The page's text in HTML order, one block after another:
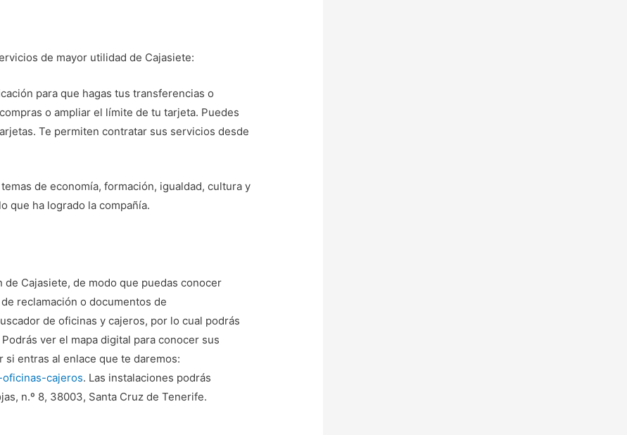
de mayor utilidad de Cajasiete:
para que hagas tus transferencias o
o ampliar el límite de tu tarjeta. Puedes
Te permiten contratar sus servicios desde
de economía, formación, igualdad, cultura y
que ha logrado la compañía.
Cajasiete, de modo que puedas conocer
reclamación o documentos de
de oficinas y cajeros, por lo cual podrás
ver el mapa digital para conocer sus
entras al enlace que te daremos:
cajeros. Las instalaciones podrás
n.º 8, 38003, Santa Cruz de Tenerife.